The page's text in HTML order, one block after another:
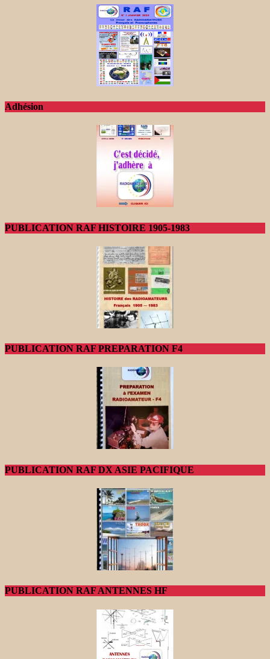
Adhésion
PUBLICATION RAF HISTOIRE 1905-1983
PUBLICATION RAF PREPARATION F4
PUBLICATION RAF DX ASIE PACIFIQUE
PUBLICATION RAF ANTENNES HF